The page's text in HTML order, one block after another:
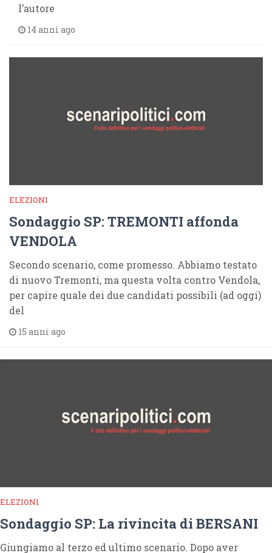
l’autore
14 anni ago
ELEZIONI
Sondaggio SP: TREMONTI affonda
VENDOLA
Secondo scenario, come promesso. Abbiamo testato
di nuovo Tremonti, ma questa volta contro Vendola,
per capire quale dei due candidati possibili (ad oggi)
del
15 anni ago
ELEZIONI
Sondaggio SP: La rivincita di BERSANI
Giungiamo al terzo ed ultimo scenario. Dopo aver